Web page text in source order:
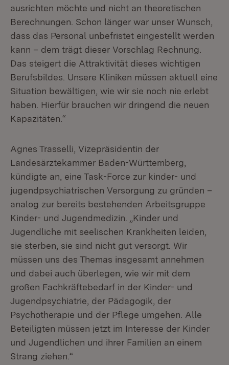
ausrichten möchte und nicht an theoretischen
Berechnungen. Schon länger war unser Wunsch,
dass das Personal unbefristet eingestellt werden
kann – dem trägt dieser Vorschlag Rechnung.
Das steigert die Attraktivität dieses wichtigen
Berufsbildes. Unsere Kliniken müssen aktuell eine
Situation bewältigen, wie wir sie noch nie erlebt
haben. Hierfür brauchen wir dringend die neuen
Kapazitäten.“
Agnes Trasselli, Vizepräsidentin der
Landesärztekammer Baden-Württemberg,
kündigte an, eine Task-Force zur kinder- und
jugendpsychiatrischen Versorgung zu gründen –
analog zur bereits bestehenden Arbeitsgruppe
Kinder- und Jugendmedizin. „Kinder und
Jugendliche mit seelischen Krankheiten leiden,
sie sterben, sie sind nicht gut versorgt. Wir
müssen uns des Themas insgesamt annehmen
und dabei auch überlegen, wie wir mit dem
großen Fachkräftebedarf in der Kinder- und
Jugendpsychiatrie, der Pädagogik, der
Psychotherapie und der Pflege umgehen. Alle
Beteiligten müssen jetzt im Interesse der Kinder
und Jugendlichen und ihrer Familien an einem
Strang ziehen.“